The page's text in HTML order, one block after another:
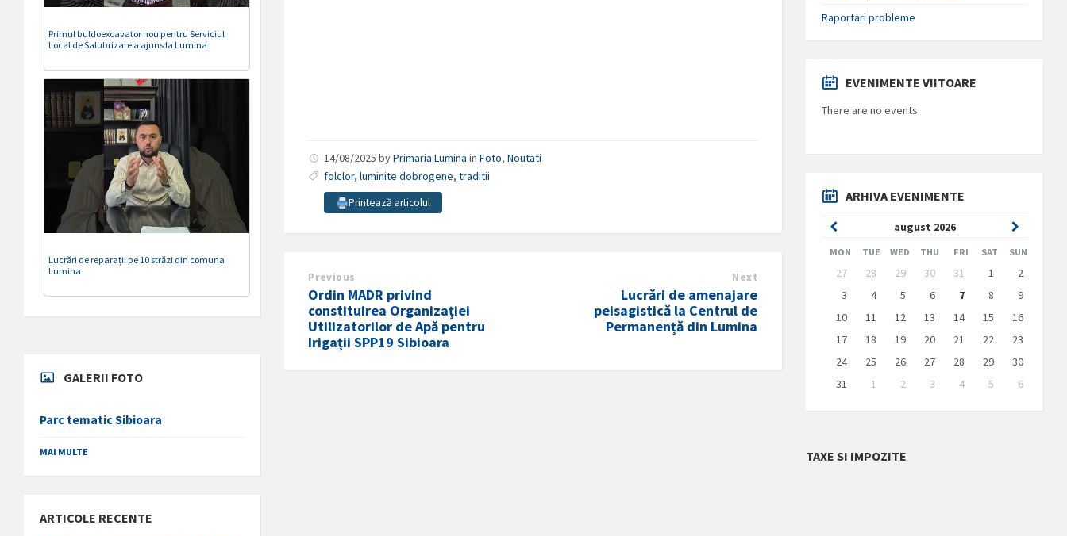
14/08/2025byPrimaria Lumina inFoto,Noutati
folclor,luminite dobrogene,traditii
Printează articolul
Previous
Ordin MADR privind
constituirea Organizației
Utilizatorilor de Apă pentru
Irigații SPP19 Sibioara
Next
Lucrări de amenajare
peisagistică la Centrul de
Permanență din Lumina
Primul buldoexcavator nou pentru Serviciul
Local de Salubrizare a ajuns la Lumina
Lucrări de reparații pe 10 străzi din comuna
Lumina
GALERII FOTO
Parc tematic Sibioara
MAI MULTE
ARTICOLE RECENTE
Raportari probleme
EVENIMENTE VIITOARE
There are no events
ARHIVA EVENIMENTE
august 2026
Previous
Month
Next
Month
MON TUE WED THU FRI SAT SUN
Skip
calendar
days
27 28 29 30 31 1
2
3
4 5 6 7 8
9
10
11 12 13 14 15
16
17
18 19 20 21 22
23
24
25 26 27 28 29
30
31
1 2 3 4 5
6
to
TAXE SI IMPOZITE